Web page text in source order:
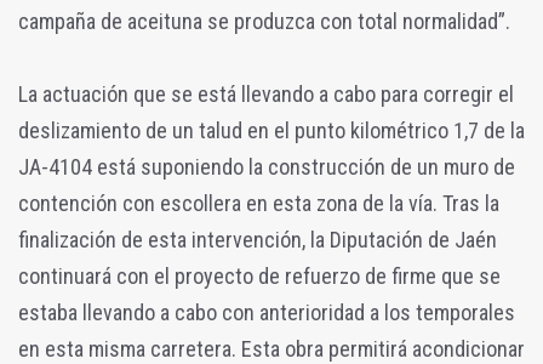
campaña de aceituna se produzca con total normalidad”.
La actuación que se está llevando a cabo para corregir el
deslizamiento de un talud en el punto kilométrico 1,7 de la
JA-4104 está suponiendo la construcción de un muro de
contención con escollera en esta zona de la vía. Tras la
finalización de esta intervención, la Diputación de Jaén
continuará con el proyecto de refuerzo de firme que se
estaba llevando a cabo con anterioridad a los temporales
en esta misma carretera. Esta obra permitirá acondicionar